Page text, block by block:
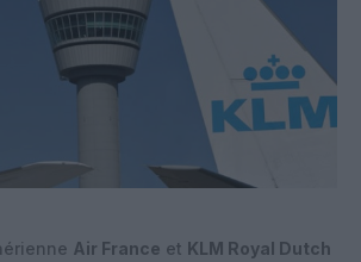
Air France et KLM Royal Dutch